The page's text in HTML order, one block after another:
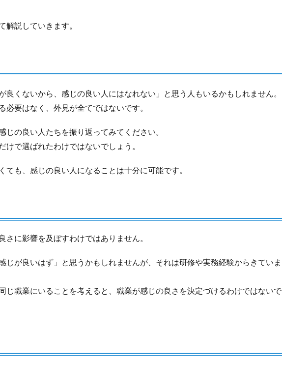
解説していきます。
良くないから、感じの良い人にはなれない」と思う人もいるかもしれません。
必要はなく、外見が全てではないです。
じの良い人たちを振り返ってみてください。
けで選ばれたわけではないでしょう。
ても、感じの良い人になることは十分に可能です。
さに影響を及ぼすわけではありません。
じが良いはず」と思うかもしれませんが、それは研修や実務経験からきていま
じ職業にいることを考えると、職業が感じの良さを決定づけるわけではないで